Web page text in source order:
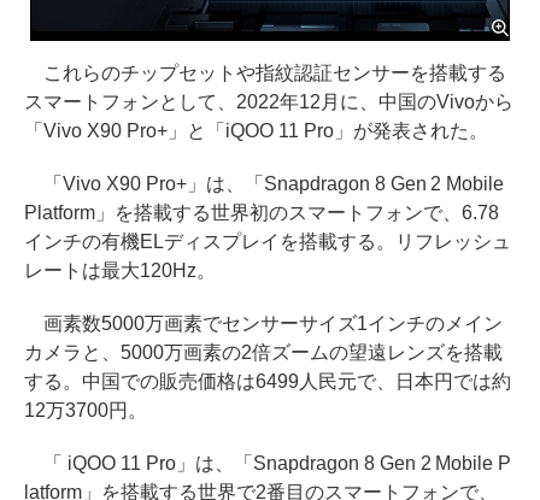
これらのチップセットや指紋認証センサーを搭載する
スマートフォンとして、2022年12月に、中国のVivoから
「Vivo X90 Pro+」と「iQOO 11 Pro」が発表された。
「Vivo X90 Pro+」は、「Snapdragon 8 Gen 2 Mobile
Platform」を搭載する世界初のスマートフォンで、6.78
インチの有機ELディスプレイを搭載する。リフレッシュ
レートは最大120Hz。
画素数5000万画素でセンサーサイズ1インチのメイン
カメラと、5000万画素の2倍ズームの望遠レンズを搭載
する。中国での販売価格は6499人民元で、日本円では約
12万3700円。
「 iQOO 11 Pro」は、「Snapdragon 8 Gen 2 Mobile P
latform」を搭載する世界で2番目のスマートフォンで、